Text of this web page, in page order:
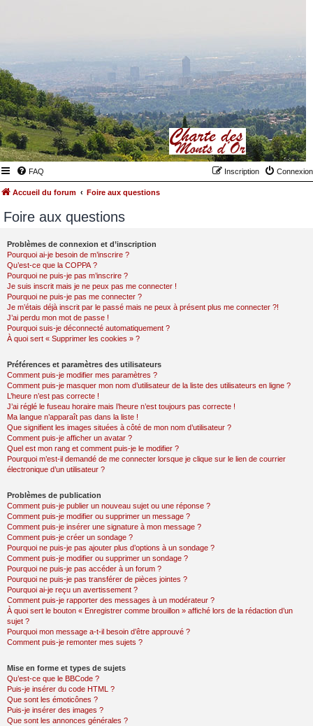
FAQ Connexion
Inscription
Accueil du forum Foire aux questions
Foire aux questions
Problèmes de connexion et d’inscription
Pourquoi ai-je besoin de m’inscrire ?
Qu’est-ce que la COPPA ?
Pourquoi ne puis-je pas m’inscrire ?
Je suis inscrit mais je ne peux pas me connecter !
Pourquoi ne puis-je pas me connecter ?
Je m’étais déjà inscrit par le passé mais ne peux à présent plus me connecter ?!
J’ai perdu mon mot de passe !
Pourquoi suis-je déconnecté automatiquement ?
À quoi sert « Supprimer les cookies » ?
Préférences et paramètres des utilisateurs
Comment puis-je modifier mes paramètres ?
Comment puis-je masquer mon nom d’utilisateur de la liste des utilisateurs en ligne ?
L’heure n’est pas correcte !
J’ai réglé le fuseau horaire mais l’heure n’est toujours pas correcte !
Ma langue n’apparaît pas dans la liste !
Que signifient les images situées à côté de mon nom d’utilisateur ?
Comment puis-je afficher un avatar ?
Quel est mon rang et comment puis-je le modifier ?
Pourquoi m’est-il demandé de me connecter lorsque je clique sur le lien de courrier
électronique d’un utilisateur ?
Problèmes de publication
Comment puis-je publier un nouveau sujet ou une réponse ?
Comment puis-je modifier ou supprimer un message ?
Comment puis-je insérer une signature à mon message ?
Comment puis-je créer un sondage ?
Pourquoi ne puis-je pas ajouter plus d’options à un sondage ?
Comment puis-je modifier ou supprimer un sondage ?
Pourquoi ne puis-je pas accéder à un forum ?
Pourquoi ne puis-je pas transférer de pièces jointes ?
Pourquoi ai-je reçu un avertissement ?
Comment puis-je rapporter des messages à un modérateur ?
À quoi sert le bouton « Enregistrer comme brouillon » affiché lors de la rédaction d’un
sujet ?
Pourquoi mon message a-t-il besoin d’être approuvé ?
Comment puis-je remonter mes sujets ?
Mise en forme et types de sujets
Qu’est-ce que le BBCode ?
Puis-je insérer du code HTML ?
Que sont les émoticônes ?
Puis-je insérer des images ?
Que sont les annonces générales ?